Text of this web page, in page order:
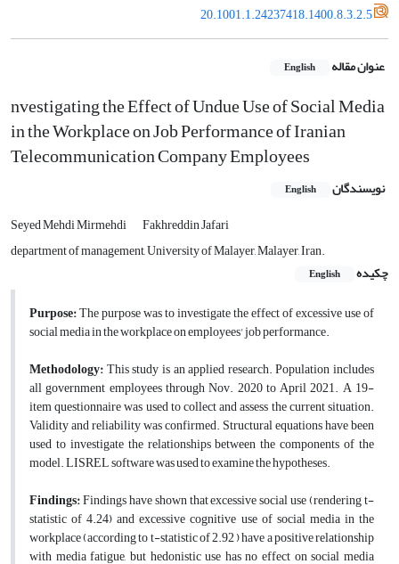
20.1001.1.24237418.1400.8.3.2.5
عنوان مقاله English
nvestigating the Effect of Undue Use of Social Media
in the Workplace on Job Performance of Iranian
Telecommunication Company Employees
نویسندگان English
Seyed Mehdi Mirmehdi
Fakhreddin Jafari
department of management, University of Malayer, Malayer, Iran.
چکیده
English
Purpose:The purpose was to investigate the effect of excessive use of
social media in the workplace on employees' job performance.
Methodology:This study is an applied research. Population includes
all government employees through Nov. 2020 to April 2021. A 19-
item questionnaire was used to collect and assess the current situation.
Validity and reliability was confirmed. Structural equations have been
used to investigate the relationships between the components of the
model. LISREL software was used to examine the hypotheses.
Findings:Findings have shown that excessive social use (rendering t-
statistic of 4.24) and excessive cognitive use of social media in the
workplace (according to t-statistic of 2.92 ) have a positive relationship
with media fatigue, but hedonistic use has no effect on social media